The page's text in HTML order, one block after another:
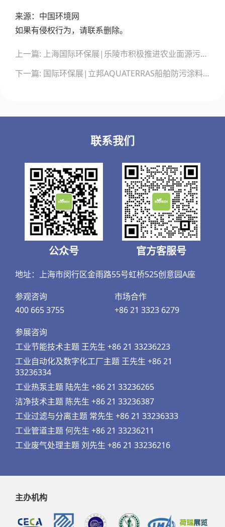
来源：中国环境网
如果有侵权行为，请联系删除。
章
航
上一篇: 上海国际环保展|乐陵市积极推进农业面源污染综合治理取得显著成效
下一篇: 国际环保展|立邦AQUATERRAS船舶防污涂料中国首秀 助力万海航运绿色升级
联系我们
公众号 官方客服号
地址：上海市闵行区金雨路55号虹桥525创意园A座
参观咨询
400 665 3755
市场合作
+86 21 3323 6279
参展咨询
工业节能技术主题 王先生 +86 21 33236223
工业自动化及数字化工厂主题 王先生 +86 21
33236334
工业热泵主题 陆先生 +86 21 33236265
洁净技术主题 陈先生 +86 21 33236387
工业过滤与分离主题 常先生 +86 21 33236333
工业管道主题 何先生 +86 21 33236211
工业废气处理主题 刘先生 +86 21 33236216
主办机构